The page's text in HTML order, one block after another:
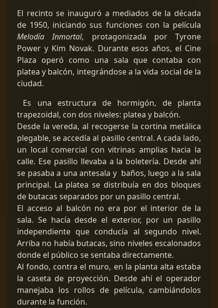
El recinto se inauguró a mediados de la década
de 1950, iniciando sus funciones con la película
Melodía Inmortal, protagonizada por Tyrone
Power y Kim Novak. Durante esos años, el Cine
Plaza operó como una sala que contaba con
platea y balcón, integrándose a la vida social de la
ciudad.
Es una estructura de hormigón, de planta
trapezoidal, con dos niveles: platea y balcón.
Desde la vereda, al recogerse la cortina metálica
plegable, se accedía al pasillo central. A cada lado,
un local comercial con vitrinas amplias hacia la
calle. Ese pasillo llevaba a la boletería. Desde ahí
se pasaba a una antesala y baños, luego a la sala
principal. La platea se distribuía en dos bloques
de butacas separados por un pasillo central.
El acceso al balcón no era por el interior de la
sala. Se hacía desde el exterior, por un pasillo
independiente que conducía al segundo nivel.
Arriba no había butacas, sino niveles escalonados
donde el público se sentaba directamente.
Al fondo, contra el muro, en la planta alta estaba
la caseta de proyección. Desde ahí el operador
manejaba los rollos de película, cambiándolos
durante la función.